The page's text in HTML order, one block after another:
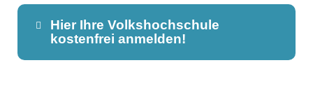
Hier Ihre Volkshochschule
kostenfrei anmelden!